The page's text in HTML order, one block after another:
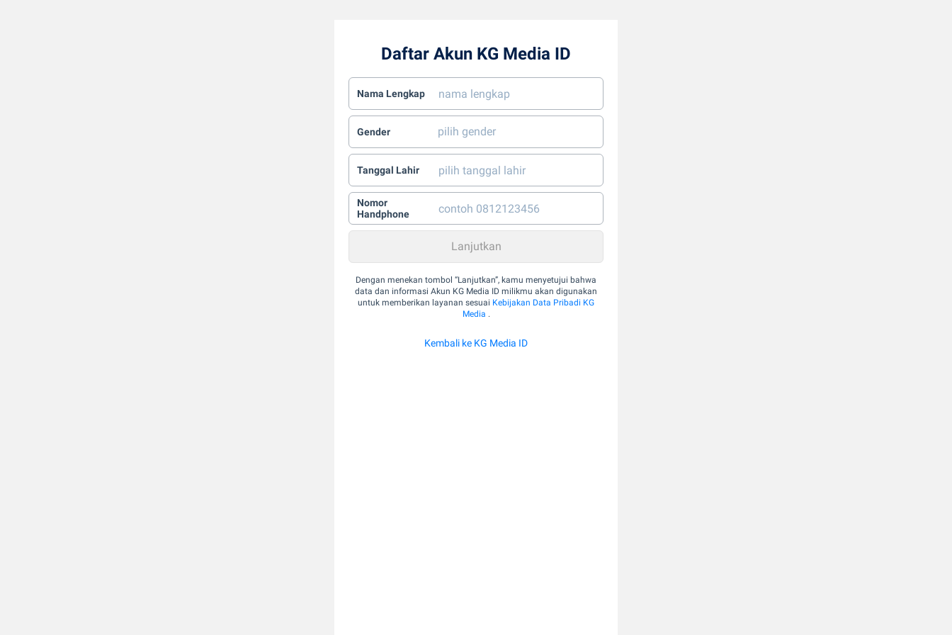
Daftar Akun KG Media ID
Nama Lengkap
Gender
Tanggal Lahir
Nomor
Handphone
Dengan menekan tombol “Lanjutkan”, kamu menyetujui bahwa
data dan informasi Akun KG Media ID milikmu akan digunakan
untuk memberikan layanan sesuai Kebijakan Data Pribadi KG
Media .
Kembali ke KG Media ID